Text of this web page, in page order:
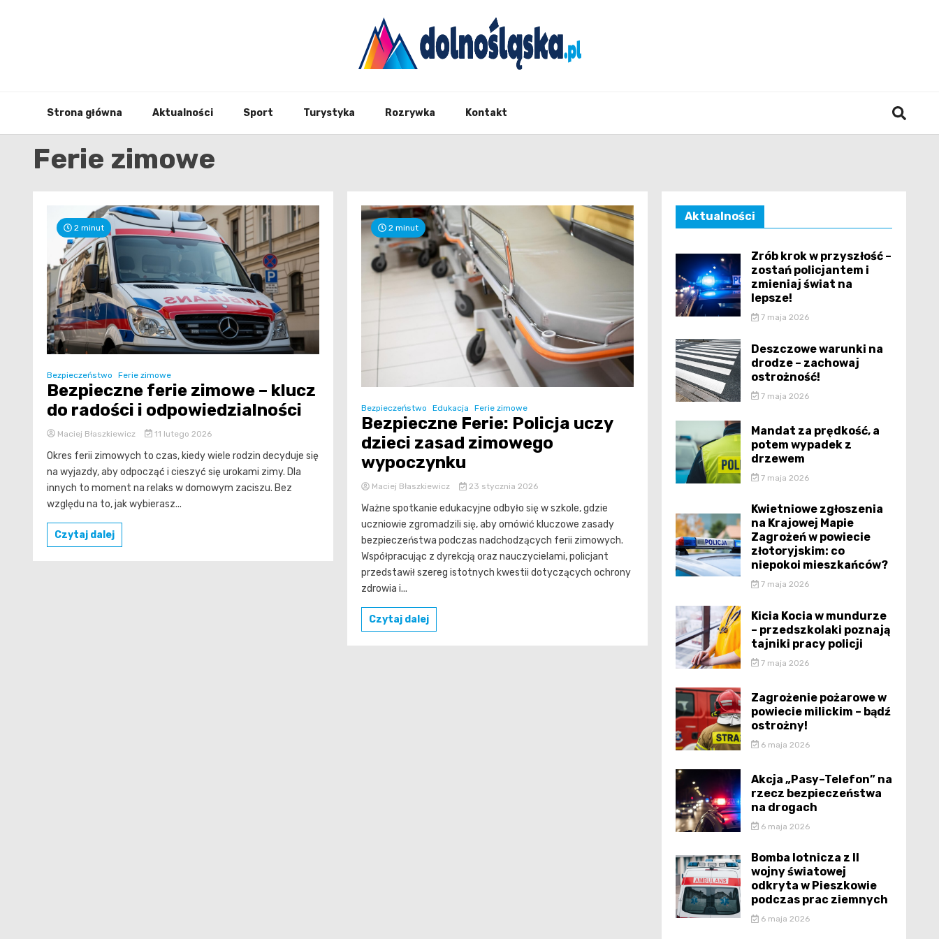
Strona główna Aktualności Sport Turystyka Rozrywka Kontakt
Ferie zimowe
2 minut
Bezpieczeństwo Ferie zimowe
Bezpieczne ferie zimowe – klucz
do radości i odpowiedzialności
Maciej Błaszkiewicz 11 lutego 2026
Okres ferii zimowych to czas, kiedy wiele rodzin decyduje się
na wyjazdy, aby odpocząć i cieszyć się urokami zimy. Dla
innych to moment na relaks w domowym zaciszu. Bez
względu na to, jak wybierasz...
Czytaj dalej
2 minut
Bezpieczeństwo Edukacja Ferie zimowe
Bezpieczne Ferie: Policja uczy
dzieci zasad zimowego
wypoczynku
Maciej Błaszkiewicz 23 stycznia 2026
Ważne spotkanie edukacyjne odbyło się w szkole, gdzie
uczniowie zgromadzili się, aby omówić kluczowe zasady
bezpieczeństwa podczas nadchodzących ferii zimowych.
Współpracując z dyrekcją oraz nauczycielami, policjant
przedstawił szereg istotnych kwestii dotyczących ochrony
zdrowia i...
Czytaj dalej
Aktualności
Zrób krok w przyszłość –
zostań policjantem i
zmieniaj świat na
lepsze!
7 maja 2026
Deszczowe warunki na
drodze – zachowaj
ostrożność!
7 maja 2026
Mandat za prędkość, a
potem wypadek z
drzewem
7 maja 2026
Kwietniowe zgłoszenia
na Krajowej Mapie
Zagrożeń w powiecie
złotoryjskim: co
niepokoi mieszkańców?
7 maja 2026
Kicia Kocia w mundurze
– przedszkolaki poznają
tajniki pracy policji
7 maja 2026
Zagrożenie pożarowe w
powiecie milickim – bądź
ostrożny!
6 maja 2026
Akcja „Pasy–Telefon” na
rzecz bezpieczeństwa
na drogach
6 maja 2026
Bomba lotnicza z II
wojny światowej
odkryta w Pieszkowie
podczas prac ziemnych
6 maja 2026